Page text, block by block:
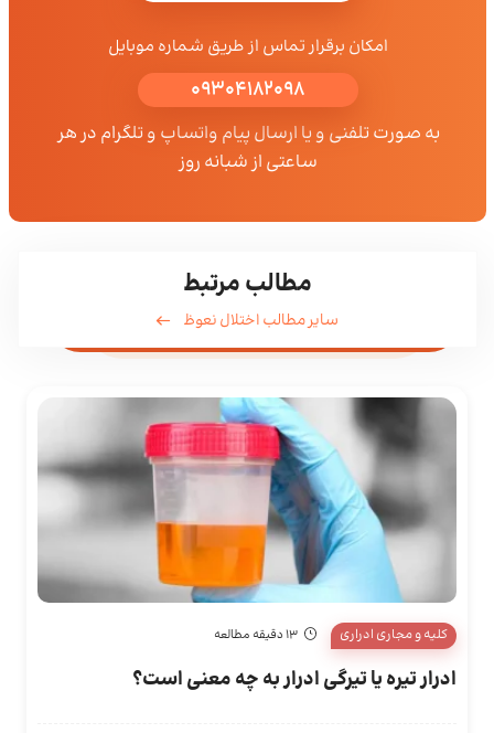
امکان برقرار تماس از طریق شماره موبایل
09304182098
به صورت تلفنی و یا ارسال پیام واتساپ و تلگرام در هر
ساعتی از شبانه روز
مطالب مرتبط
سایر مطالب اختلال نعوظ
کلیه و مجاری ادراری 13 دقیقه مطالعه
ادرار تیره یا تیرگی ادرار به چه معنی است؟